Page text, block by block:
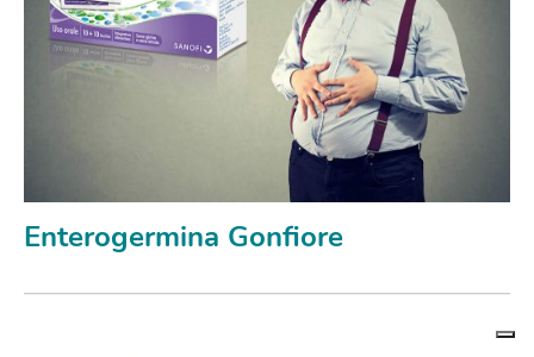
Enterogermina Gonfiore